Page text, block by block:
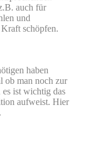
auch für
und
schöpfen.
haben
ob man noch zur
es ist wichtig das
aufweist. Hier